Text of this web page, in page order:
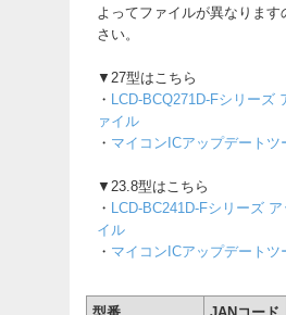
よってファイルが異なります
さい。
▼27型はこちら
・ LCD-BCQ271D-Fシリーズ
ァイル
・ マイコンICアップデートツ
▼23.8型はこちら
・ LCD-BC241D-Fシリーズ
イル
・ マイコンICアップデートツ